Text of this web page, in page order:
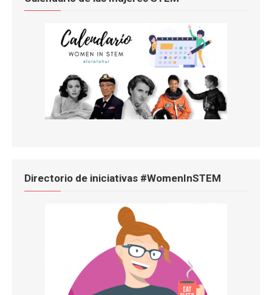
Directorio de iniciativas #WomenInSTEM